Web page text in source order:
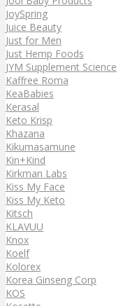
JoySpring
Juice Beauty
Just for Men
Just Hemp Foods
JYM Supplement Science
Kaffree Roma
KeaBabies
Kerasal
Keto Krisp
Khazana
Kikumasamune
Kin+Kind
Kirkman Labs
Kiss My Face
Kiss My Keto
Kitsch
KLAVUU
Knox
Koelf
Kolorex
Korea Ginseng Corp
KOS